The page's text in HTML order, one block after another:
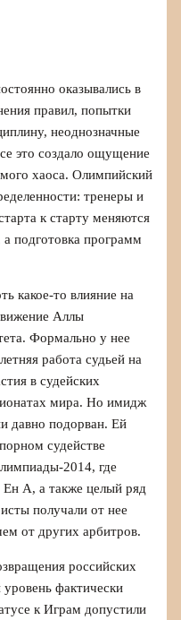
оказывались в
правил, попытки
неоднозначные
это создало ощущение
хаоса. Олимпийский
тренеры и
к старту меняются
подготовка программ
какое-то влияние на
Аллы
Формально у нее
работа судьей на
в судейских
мира. Но имидж
давно подорван. Ей
судействе
где
А, а также целый ряд
получали от нее
от других арбитров.
российских
фактически
к Играм допустили